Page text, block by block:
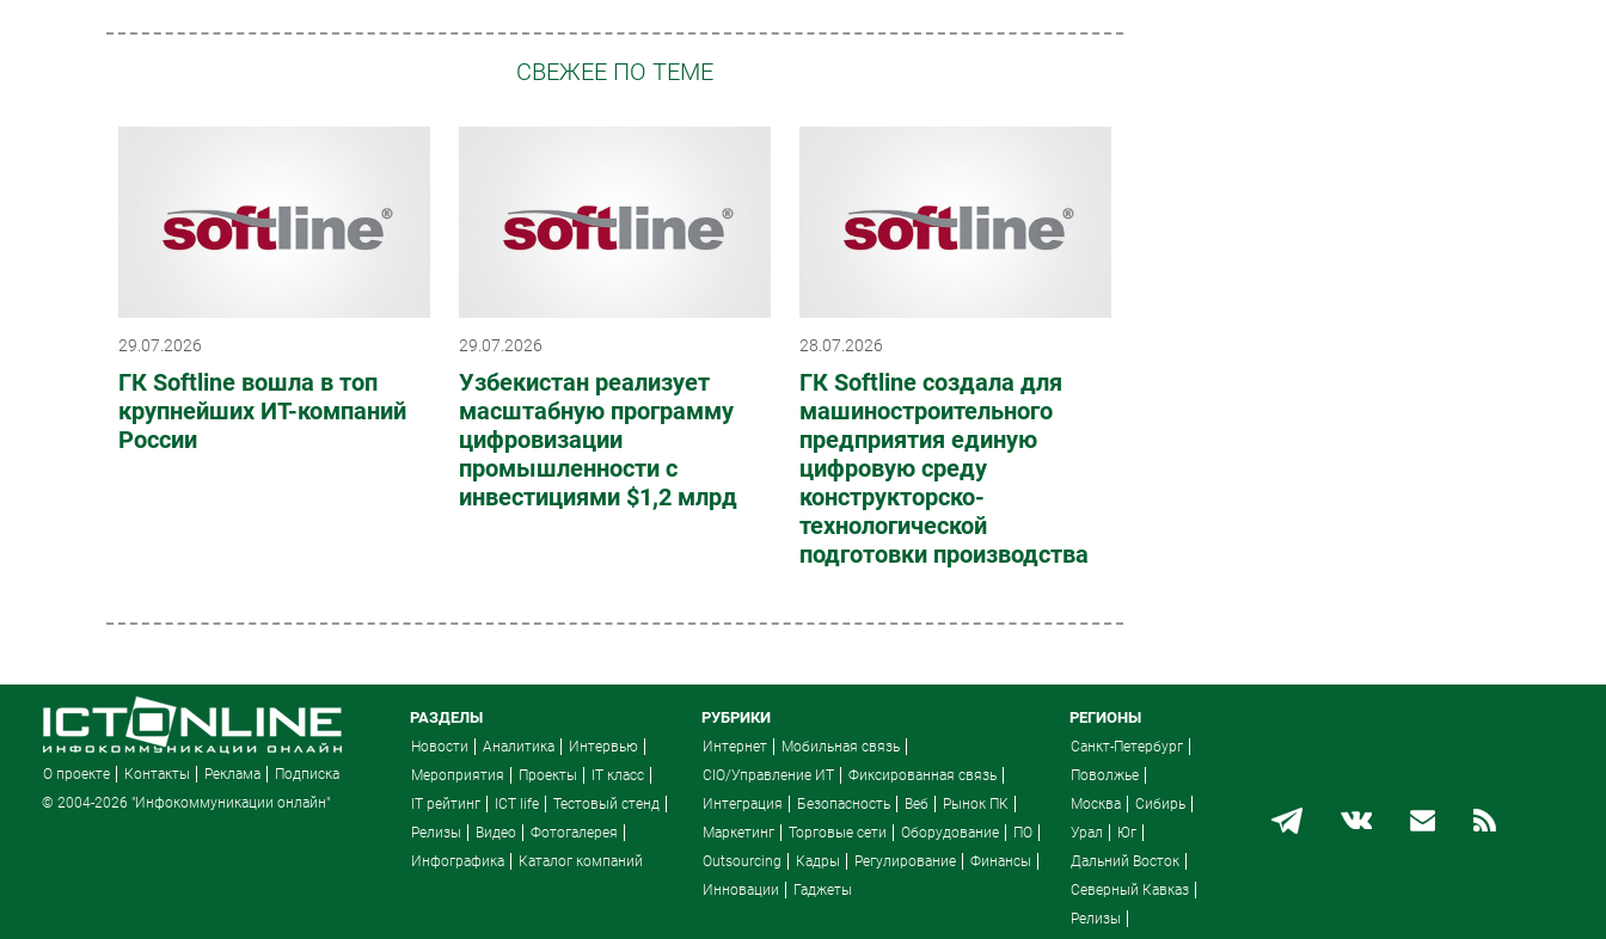
СВЕЖЕЕ ПО ТЕМЕ
29.07.2026
ГК Softline вошла в топ
крупнейших ИТ-компаний
России
29.07.2026
Узбекистан реализует
масштабную программу
цифровизации
промышленности с
инвестициями $1,2 млрд
28.07.2026
ГК Softline создала для
машиностроительного
предприятия единую
цифровую среду
конструкторско-
технологической
подготовки производства
О проекте Контакты Реклама
Подписка
© 2004-2026 "Инфокоммуникации онлайн"
РАЗДЕЛЫ
Новости Аналитика
Интервью
Мероприятия
Проекты
IT класс
IT рейтинг
ICT life
Тестовый стенд
Релизы
Видео
Фотогалерея
Инфографика
Каталог компаний
РУБРИКИ
Интернет
Мобильная связь
CIO/Управление ИТ
Фиксированная связь
Интеграция
Безопасность Веб
Рынок ПК
Маркетинг
Торговые сети Оборудование
ПО
Outsourcing
Кадры Регулирование
Финансы
Инновации
Гаджеты
РЕГИОНЫ
Санкт-Петербург
Поволжье
Москва
Сибирь
Урал
Юг
Дальний Восток
Северный Кавказ
Релизы